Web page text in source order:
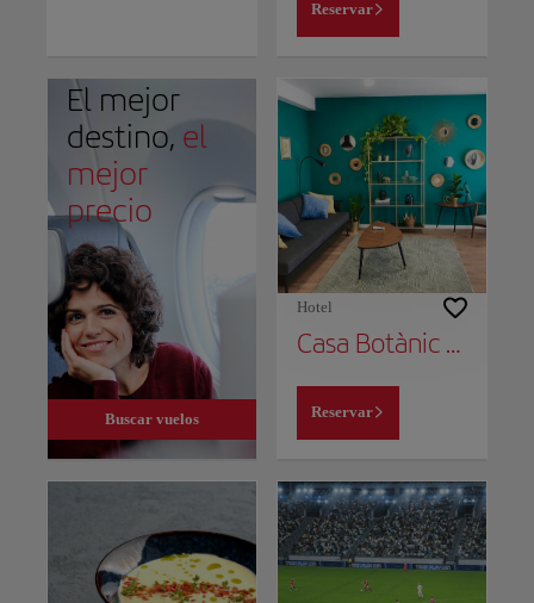
Reservar
El mejor
destino, el
mejor
precio
Buscar vuelos
Hotel
Casa Botànic - Céntrico y con comodidades
Reservar